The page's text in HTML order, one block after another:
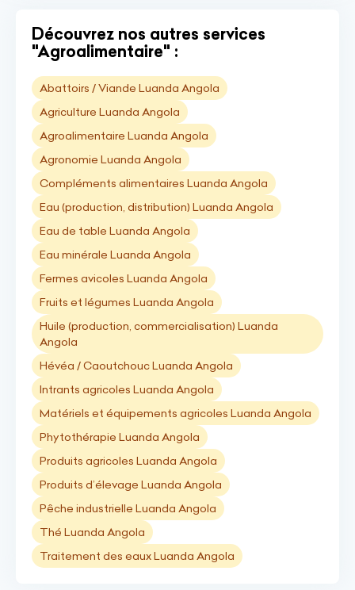
Découvrez nos autres services
"Agroalimentaire" :
Abattoirs / Viande Luanda Angola
Agriculture Luanda Angola
Agroalimentaire Luanda Angola
Agronomie Luanda Angola
Compléments alimentaires Luanda Angola
Eau (production, distribution) Luanda Angola
Eau de table Luanda Angola
Eau minérale Luanda Angola
Fermes avicoles Luanda Angola
Fruits et légumes Luanda Angola
Huile (production, commercialisation) Luanda
Angola
Hévéa / Caoutchouc Luanda Angola
Intrants agricoles Luanda Angola
Matériels et équipements agricoles Luanda Angola
Phytothérapie Luanda Angola
Produits agricoles Luanda Angola
Produits d’élevage Luanda Angola
Pêche industrielle Luanda Angola
Thé Luanda Angola
Traitement des eaux Luanda Angola